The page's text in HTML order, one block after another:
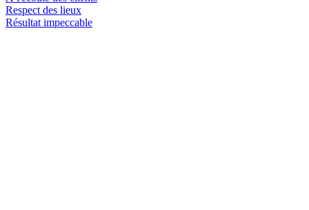
Respect des lieux
Résultat impeccable